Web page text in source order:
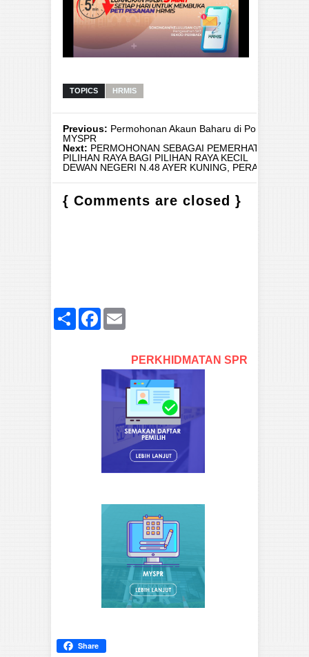
TOPICS HRMIS
Previous: Permohonan Akaun Baharu di Portal
MYSPR
Next: PERMOHONAN SEBAGAI PEMERHATI
PILIHAN RAYA BAGI PILIHAN RAYA KECIL
DEWAN NEGERI N.48 AYER KUNING, PERAK
{ Comments are closed }
ShareFacebook
PERKHIDMATAN SPR
Share